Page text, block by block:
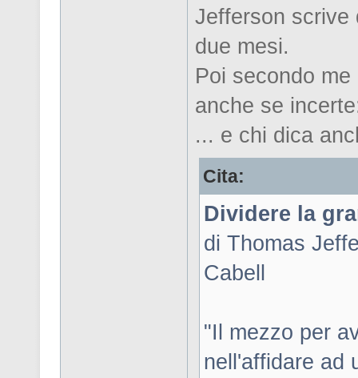
Jefferson scrive
due mesi.
Poi secondo
anche se
... e chi dica
Cita:
Dividere la
di Thomas
Cabell
"Il mezzo per
nell'affidare ad